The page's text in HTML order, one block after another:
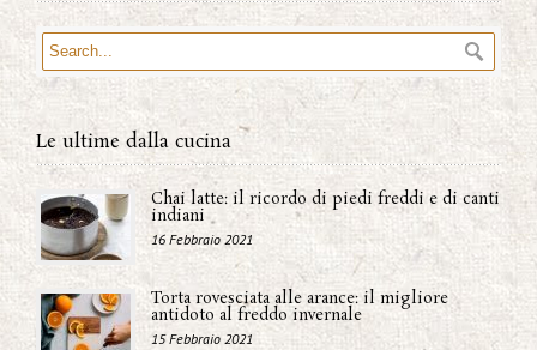
Le ultime dalla cucina
Chai latte: il ricordo di piedi freddi e di canti
indiani
16 Febbraio 2021
Torta rovesciata alle arance: il migliore
antidoto al freddo invernale
15 Febbraio 2021